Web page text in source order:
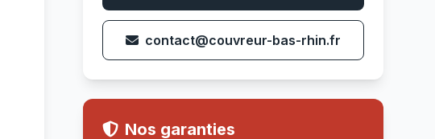
contact@couvreur-bas-rhin.fr
Nos garanties